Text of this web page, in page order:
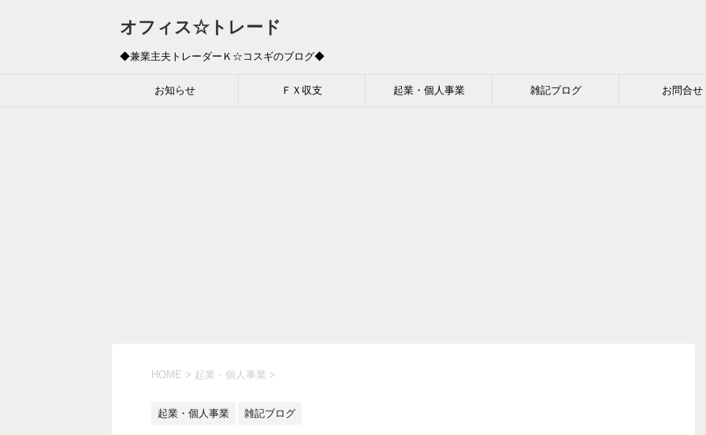
オフィス☆トレード
◆兼業主夫トレーダーＫ☆コスギのブログ◆
お知らせ ＦＸ収支 起業・個人事業 雑記ブログ お問合せ
HOME > 起業・個人事業 >
起業・個人事業 雑記ブログ